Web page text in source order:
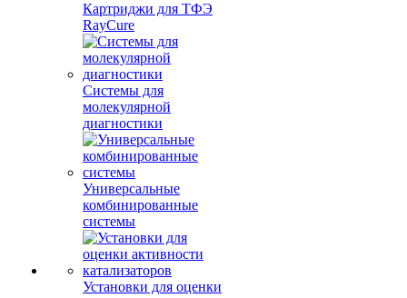
Картриджи для ТФЭ
RayCure
Системы для
молекулярной
диагностики
Универсальные
комбинированные
системы
Установки для оценки